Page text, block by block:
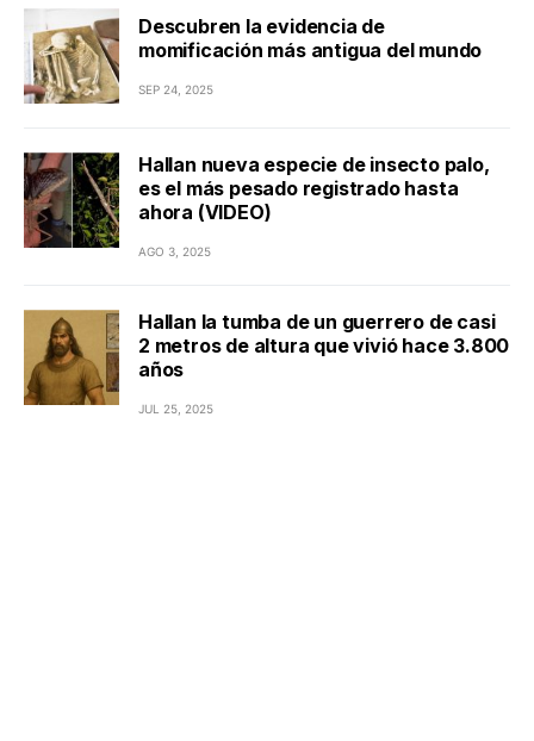
Descubren la evidencia de
momificación más antigua del mundo
SEP 24, 2025
Hallan nueva especie de insecto palo,
es el más pesado registrado hasta
ahora (VIDEO)
AGO 3, 2025
Hallan la tumba de un guerrero de casi
2 metros de altura que vivió hace 3.800
años
JUL 25, 2025